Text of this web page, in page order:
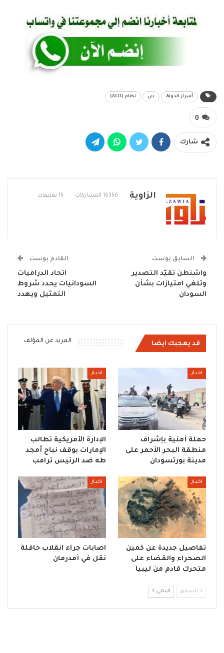
أسرار الدولة دبي نظام (ACD)
0
شارك
الزاوية 16356 المشاركات 15 تعليقات
السابق بوست
واشنطن تقيّد التصدير
وتلغي امتيازات بشأن
السودان
القادم بوست
اتحاد الدراميات
السودانيات يحدد شروط
التمثيل ويهدد
قد يعجبك ايضا المزيد عن المؤلف
اخبار
حملة أمنية بإشراف
منطقة البحر الأحمر على
مدينة بورتسودان
اخبار
الإدارة الأمريكية تطالب
الإمارات بوقف نباح أمجد
طه ضد الرئيس ترامب
اخبار
تفاصيل جديدة عن كمين
الصحراء والقضاء على
متحرك قادم من ليبيا
اخبار
اصابات جراء انقلاب حافلة
نقل في أمدرمان
السابق التالي